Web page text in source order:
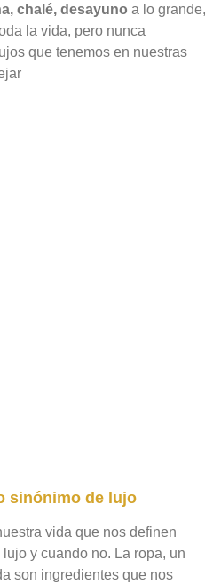
chalé, desayuno a lo grande,
la vida, pero nunca
que tenemos en nuestras
sinónimo de lujo
vida que nos definen
y cuando no. La ropa, un
son ingredientes que nos